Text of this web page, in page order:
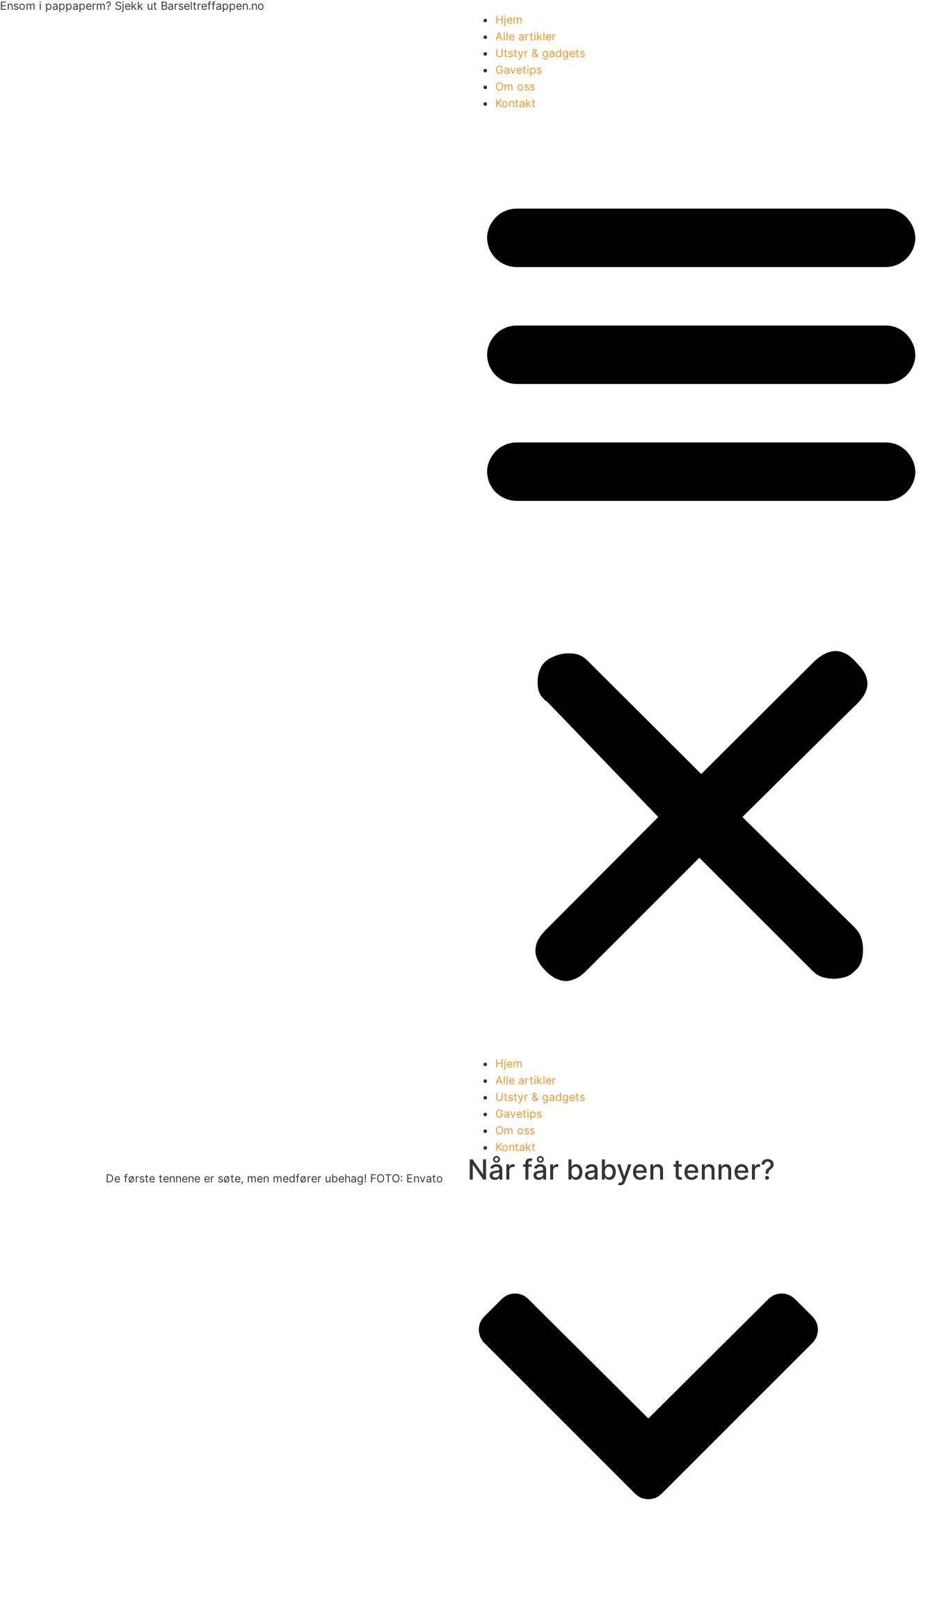
Ensom i pappaperm? Sjekk ut Barseltreffappen.no
Hjem
Alle artikler
Utstyr & gadgets
Gavetips
Om oss
Kontakt
Hjem
Alle artikler
Utstyr & gadgets
Gavetips
Om oss
Kontakt
De første tennene er søte, men medfører ubehag! FOTO: Envato Når får babyen tenner?